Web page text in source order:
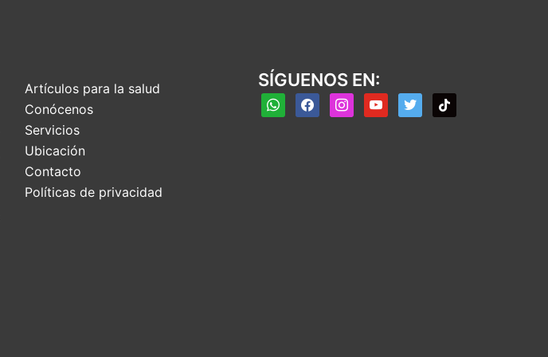
Artículos para la salud
Conócenos
Servicios
Ubicación
Contacto
Políticas de privacidad
SÍGUENOS EN:
whatsappfacebookinstagramyoutubetwitter tiktok